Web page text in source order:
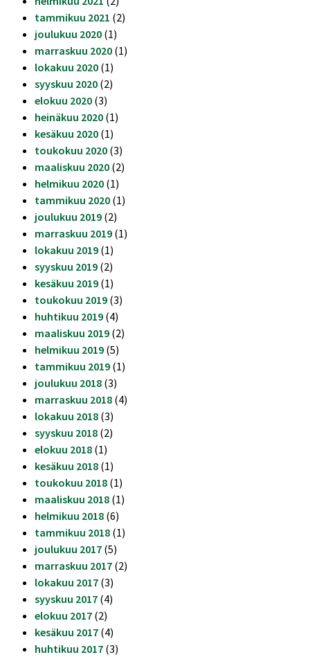
tammikuu 2021 (2)
joulukuu 2020 (1)
marraskuu 2020 (1)
lokakuu 2020 (1)
syyskuu 2020 (2)
elokuu 2020 (3)
heinäkuu 2020 (1)
kesäkuu 2020 (1)
toukokuu 2020 (3)
maaliskuu 2020 (2)
helmikuu 2020 (1)
tammikuu 2020 (1)
joulukuu 2019 (2)
marraskuu 2019 (1)
lokakuu 2019 (1)
syyskuu 2019 (2)
kesäkuu 2019 (1)
toukokuu 2019 (3)
huhtikuu 2019 (4)
maaliskuu 2019 (2)
helmikuu 2019 (5)
tammikuu 2019 (1)
joulukuu 2018 (3)
marraskuu 2018 (4)
lokakuu 2018 (3)
syyskuu 2018 (2)
elokuu 2018 (1)
kesäkuu 2018 (1)
toukokuu 2018 (1)
maaliskuu 2018 (1)
helmikuu 2018 (6)
tammikuu 2018 (1)
joulukuu 2017 (5)
marraskuu 2017 (2)
lokakuu 2017 (3)
syyskuu 2017 (4)
elokuu 2017 (2)
kesäkuu 2017 (4)
huhtikuu 2017 (3)